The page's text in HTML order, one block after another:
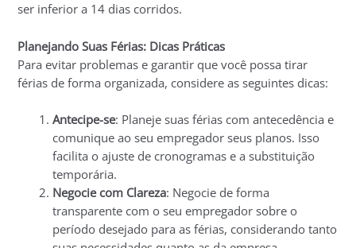
ser inferior a 14 dias corridos.
Planejando Suas Férias: Dicas Práticas
Para evitar problemas e garantir que você possa tirar
férias de forma organizada, considere as seguintes dicas:
Antecipe-se: Planeje suas férias com antecedência e
comunique ao seu empregador seus planos. Isso
facilita o ajuste de cronogramas e a substituição
temporária.
Negocie com Clareza: Negocie de forma
transparente com o seu empregador sobre o
período desejado para as férias, considerando tanto